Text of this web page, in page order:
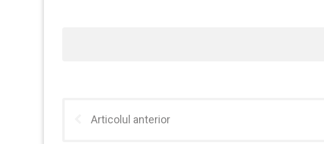
Articolul anterior